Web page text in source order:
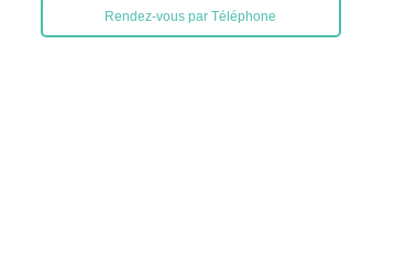
Rendez-vous par Téléphone